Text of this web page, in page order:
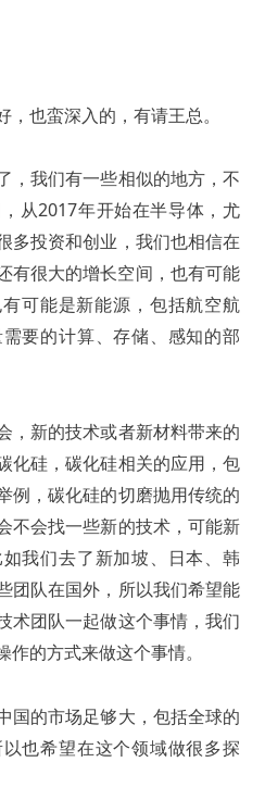
也蛮深入的，有请王总。
，我们有一些相似的地方，不
从2017年开始在半导体，尤
多投资和创业，我们也相信在
有很大的增长空间，也有可能
可能是新能源，包括航空航
要的计算、存储、感知的部
，新的技术或者新材料带来的
化硅，碳化硅相关的应用，包
例，碳化硅的切磨抛用传统的
不会找一些新的技术，可能新
我们去了新加坡、日本、韩
团队在国外，所以我们希望能
术团队一起做这个事情，我们
的方式来做这个事情。
国的市场足够大，包括全球的
也希望在这个领域做很多探